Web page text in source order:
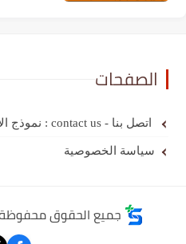
الصفحات
اتصل بنا - contact us : نموذج الاتصال المخصص لمدونة عرباوي
سياسة الخصوصية
جميع الحقوق محفوظة ©